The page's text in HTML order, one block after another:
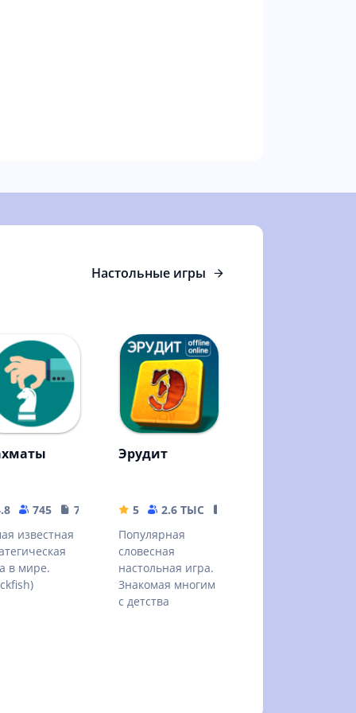
Настольные игры
745
7.27 MB
известная
в мире.
Эрудит
5 2.6 ТЫС
Популярная
словесная
настольная игра.
Знакомая многим
с детства